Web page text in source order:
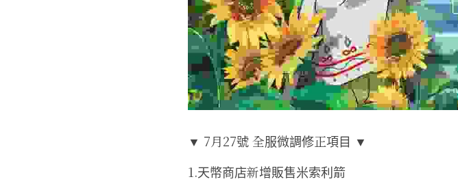
▼ 7月27號 全服微調修正項目 ▼
1.天幣商店新增販售米索利箭